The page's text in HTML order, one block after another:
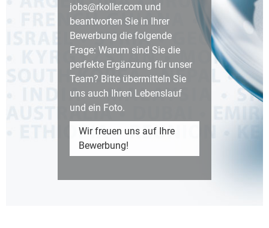
jobs@rkoller.com und
beantworten Sie in Ihrer
Bewerbung die folgende
Frage: Warum sind Sie die
perfekte Ergänzung für unser
Team? Bitte übermitteln Sie
uns auch Ihren Lebenslauf
und ein Foto.
Wir freuen uns auf Ihre
Bewerbung!